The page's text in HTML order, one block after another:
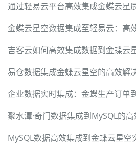
通过轻易云平台高效集成金蝶云星
金蝶云星空数据集成至轻易云：高
吉客云如何高效集成数据到金蝶云
易仓数据集成金蝶云星空的高效解
企业数据实时集成：金蝶生产订单
聚水潭·奇门数据集成到MySQL的
MySQL数据高效集成到金蝶云星空